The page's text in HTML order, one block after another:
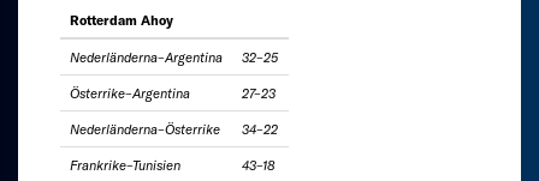
Rotterdam Ahoy
Nederländerna–Argentina 32–25
Österrike–Argentina 27–23
Nederländerna–Österrike 34–22
Frankrike–Tunisien 43–18